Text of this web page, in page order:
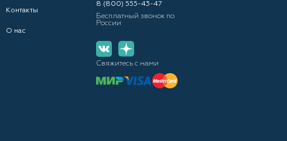
Контакты
О нас
8 (800) 555-43-47
Бесплатный звонок по
России
Свяжитесь с нами